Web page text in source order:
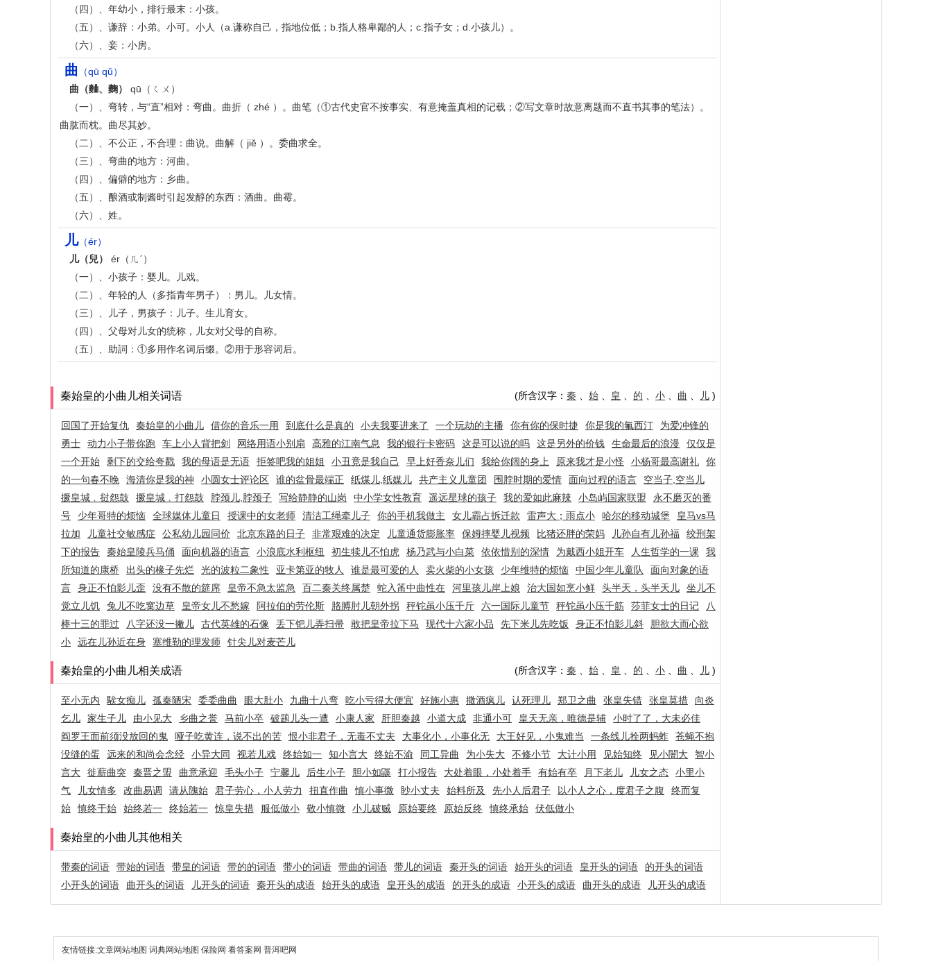
（四）、年幼小，排行最末：小孩。
（五）、谦辞：小弟。小可。小人（a.谦称自己，指地位低；b.指人格卑鄙的人；c.指子女；d.小孩儿）。
（六）、妾：小房。
曲
（qū qǔ）
曲（麯、麴）
qū（ㄑㄨ）
（一）、弯转，与“直”相对：弯曲。曲折（ zhé ）。曲笔（①古代史官不按事实、有意掩盖真相的记载；②写文章时故意离题而不直书其事的笔法）。
曲肱而枕。曲尽其妙。
（二）、不公正，不合理：曲说。曲解（ jiě ）。委曲求全。
（三）、弯曲的地方：河曲。
（四）、偏僻的地方：乡曲。
（五）、酿酒或制酱时引起发醇的东西：酒曲。曲霉。
（六）、姓。
儿（ér）
儿（兒）
ér（ㄦˊ）
（一）、小孩子：婴儿。儿戏。
（二）、年轻的人（多指青年男子）：男儿。儿女情。
（三）、儿子，男孩子：儿子。生儿育女。
（四）、父母对儿女的统称，儿女对父母的自称。
（五）、助詞：①多用作名词后缀。②用于形容词后。
秦始皇的小曲儿相关词语 (所含汉字： 秦 始 皇 的 小 曲 儿 )
回国了开始复仇 秦始皇的小曲儿 借你的音乐一用 到底什么是真的 小夫我要进来了 一个玩劫的主播 你有你的保时捷 你是我的氟西汀
为爱冲锋的
勇士
动力小子带你跑 车上小人背把剑 网络用语小别扇 高雅的江南气息 我的银行卡密码 这是可以说的吗 这是另外的价钱 生命最后的浪漫
仅仅是
一个开始
剩下的交给夸戳 我的母语是无语 拒签吧我的姐姐 小丑竟是我自己 早上好香奈儿们 我给你阔的身上 原来我才是小怪 小杨哥最高谢礼
你
的一句春不晚
海清你是我的神 小圆女士评论区 谁的盆骨最端正 纸煤儿,纸媒儿 共产主义儿童团 围脖时期的爱情 面向过程的语言
空当子,空当儿
撅皇城﹐挝怨鼓
撅皇城﹐打怨鼓 脖颈儿,脖颈子 写给静静的山岗 中小学女性教育 遥远星球的孩子 我的爱如此麻辣 小岛屿国家联盟
永不磨灭的番
号
少年哥特的烦恼 全球媒体儿童日 授课中的女老师 清洁工绳牵儿子 你的手机我做主 女儿霸占拆迁款 雷声大；雨点小 哈尔的移动城堡
皇马vs马
拉加
儿童社交敏感症 公私幼儿园同价 北京东路的日子 非常艰难的决定 儿童通货膨胀率 保姆摔婴儿视频 比猪还胖的荣妈 儿孙自有儿孙福
绞刑架
下的报告
秦始皇陵兵马俑 面向机器的语言 小浪底水利枢纽 初生犊儿不怕虎 杨乃武与小白菜 依依惜别的深情 为戴西小姐开车 人生哲学的一课
我
所知道的康桥
出头的椽子先烂 光的波粒二象性 亚卡第亚的牧人 谁是最可爱的人 卖火柴的小女孩 少年维特的烦恼 中国少年儿童队
面向对象的语
言
身正不怕影儿歪 没有不散的筵席 皇帝不急太监急 百二秦关终属楚 蛇入筩中曲性在 河里孩儿岸上娘 治大国如烹小鲜 头半天，头半天儿
坐儿不
觉立儿饥
兔儿不吃窠边草 皇帝女儿不愁嫁 阿拉伯的劳伦斯 胳膊肘儿朝外拐 秤铊虽小压千斤 六一国际儿童节 秤铊虽小压千筋 莎菲女士的日记
八
棒十三的罪过
八字还没一撇儿 古代英雄的石像 丢下钯儿弄扫帚 敢把皇帝拉下马 现代十六家小品 先下米儿先吃饭 身正不怕影儿斜
胆欲大而心欲
小
远在儿孙近在身 塞维勒的理发师 针尖儿对麦芒儿
秦始皇的小曲儿相关成语 (所含汉字： 秦 始 皇 的 小 曲 儿 )
至小无内 騃女痴儿 孤秦陋宋 委委曲曲 眼大肚小 九曲十八弯 吃小亏得大便宜 好施小惠 撒酒疯儿 认死理儿 郑卫之曲 张皇失错 张皇莫措
向炎
乞儿
家生子儿 由小见大 乡曲之誉 马前小卒 破题儿头一遭 小康人家 肝胆秦越 小道大成 非通小可 皇天无亲，唯德是辅
小时了了，大未必佳
阎罗王面前须没放回的鬼
哑子吃黄连，说不出的苦 恨小非君子，无毒不丈夫 大事化小，小事化无 大王好见，小鬼难当 一条线儿拴两蚂蚱
苍蝇不抱
没缝的蛋
远来的和尚会念经 小异大同 视若儿戏 终始如一 知小言大 终始不渝 同工异曲 为小失大 不修小节 大计小用 见始知终 见小闇大
智小
言大
徙薪曲突 秦晋之盟 曲意承迎 毛头小子 宁馨儿 后生小子 胆小如鼷 打小报告 大处着眼，小处着手 有始有卒 月下老儿 儿女之态
小里小
气
儿女情多 改曲易调 请从隗始 君子劳心，小人劳力 扭直作曲 慎小事微 眇小丈夫 始料所及 先小人后君子 以小人之心，度君子之腹
终而复
始
慎终于始 始终若一 终始若一 惊皇失措 服低做小 敬小慎微 小儿破贼 原始要终 原始反终 慎终承始 伏低做小
秦始皇的小曲儿其他相关
带秦的词语 带始的词语 带皇的词语 带的的词语 带小的词语 带曲的词语 带儿的词语 秦开头的词语 始开头的词语 皇开头的词语
的开头的词语
小开头的词语
曲开头的词语 儿开头的词语 秦开头的成语 始开头的成语 皇开头的成语 的开头的成语 小开头的成语 曲开头的成语 儿开头的成语
友情链接:文章网站地图 词典网站地图 保险网 看答案网 普洱吧网